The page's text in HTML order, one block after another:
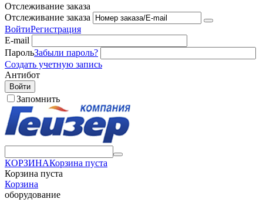
Отслеживание заказа
Отслеживание заказа
ВойтиРегистрация
E-mail
ПарольЗабыли пароль?
Создать учетную запись
Антибот
Войти
Запомнить
КОРЗИНАКорзина пуста
Корзина пуста
Корзина
оборудование